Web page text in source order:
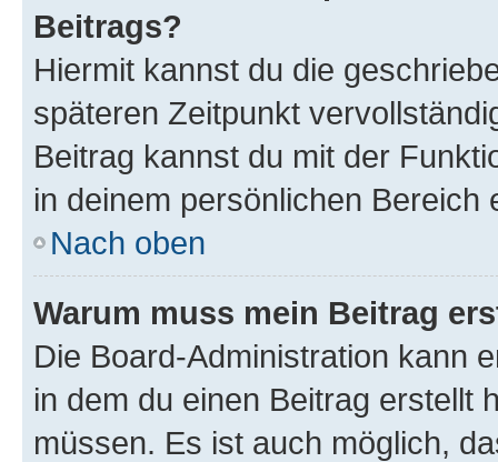
Beitrags?
Hiermit kannst du die
späteren Zeitpunkt
Beitrag kannst du mit der
in deinem persönlichen Bereich
Nach oben
Warum muss mein Beitrag
Die Board-Administration kann
in dem du einen Beitrag erstellt
müssen. Es ist auch möglich,